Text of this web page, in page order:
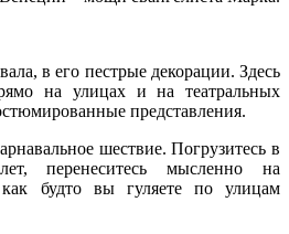
в его пестрые декорации. Здесь
на улицах и на театральных
представления.
шествие. Погрузитесь в
перенеситесь мысленно на
как будто вы гуляете по улицам